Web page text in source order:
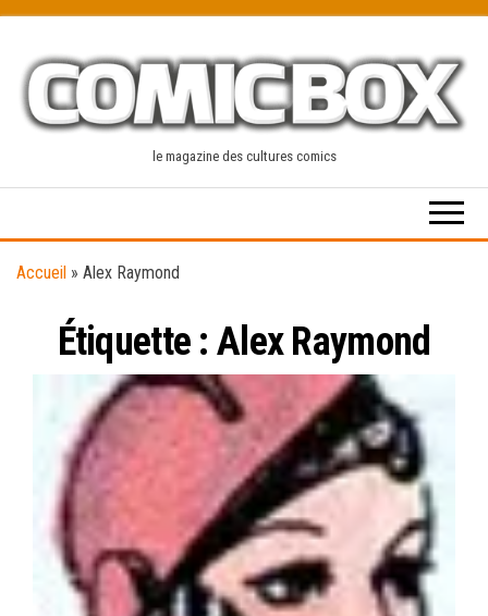
content
le magazine des cultures comics
Accueil » Alex Raymond
Étiquette : Alex Raymond